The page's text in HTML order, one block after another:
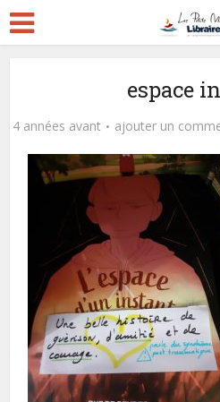
espace
4 années avant ajouter un